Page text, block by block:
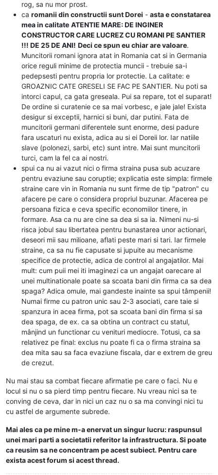
rog, sa nu mor prost.
ca romanii din constructii sunt Dorei - asta e constatarea
mea in calitate ATENTIE MARE: DE INGINER
CONSTRUCTOR CARE LUCREZ CU ROMANI PE SANTIER
!!! DE 25 DE ANI! Deci ce spun eu chiar are valoare.
Muncitorii romani ignora atat in Romania cat si in Germania
orice reguli minime de protectia muncii - trebuie sa-i
pedepsesti pentru propria lor protectie. La calitate: e
GROAZNIC CATE GRESELI SE FAC PE SANTIER. Nu poti sa
intorci capul, ca gata greseala. Pui sa repare, tot el suparat!
De ordine si curatenie ce sa mai vorbesc, e jale jale! Exista
desigur si exceptii, harnici si buni, dar putini. Fata de
muncitorii germani diferentele sunt enorme, desi padure
fara uscaturi nu exista, adica au si ei Doreii lor. Iar natiile
slave (polonezi, sarbi, etc) sunt intre. Mai sunt muncitorii
turci, cam la fel ca ai nostri.
spui ca nu ai vazut nici o firma straina pusa sub acuzare
pentru evaziune sau coruptie; explicatia este simpla: firmele
straine care vin in Romania nu sunt firme de tip "patron" cu
afacere pe care o considera propriul buzunar. Afacerea pe
persoana fizica e ceva specific economiilor tinere, in
formare. Asa ca nu are cine sa dea si sa ia. Nimeni nu-si
risca jobul sau libertatea pentru bunastarea unor actionari,
deseori mii sau milioane, aflati peste mari si tari. Iar firmele
straine, ca sa nu fie capusate si jupuite au mecanisme
specifice de protectie, adica de control al angajatilor. Mai
mult: cum puii mei iti imaginezi ca un angajat oarecare al
unei multinationale poate sa scoata bani din firma ca sa dea
spaga? Adica omule, mai gandeste inainte sa spui tâmpenii!
Numai firme cu patron unic sau 2-3 asociati, care taie si
spanzura in acea firma, pot sa scoata bani din firma si sa
dea spaga, de ex. ca sa obtina un contract cu statul,
mânjind un functionar cu venituri mediocre. Totusi, ca sa
relativez pe final: exclus nu poate fi ca o firma straina sa
dea mita sau sa faca evaziune fiscala, dar e extrem de greu
de crezut.
Nu mai stau sa combat fiecare afirmatie pe care o faci. Nu e
locul si nu o sa pierd timp pentru fiecare. Nu vreau nici sa te
conving de ceva, dar in nici un caz nu o sa ma convingi nici tu
cu astfel de argumente subrede.
Mai ales ca pe mine m-a enervat un singur lucru: raspunsul
unei mari parti a societatii referitor la infrastructura. Si poate
ca reusim sa ne concentram pe acest subiect. Pentru care
exista acest forum si acest thread.